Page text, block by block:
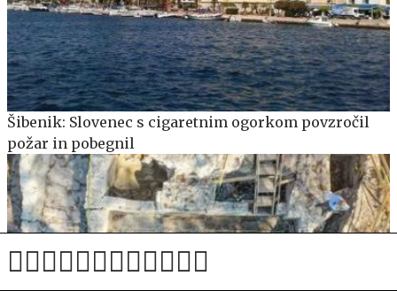
Šibenik: Slovenec s cigaretnim ogorkom povzročil
požar in pobegnil